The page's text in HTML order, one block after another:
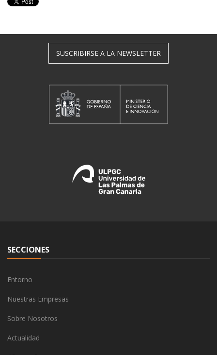
SUSCRIBIRSE A LA NEWSLETTER
SECCIONES
Entorno
Nuestras Empresas
Sobre Nosotros
Actualidad